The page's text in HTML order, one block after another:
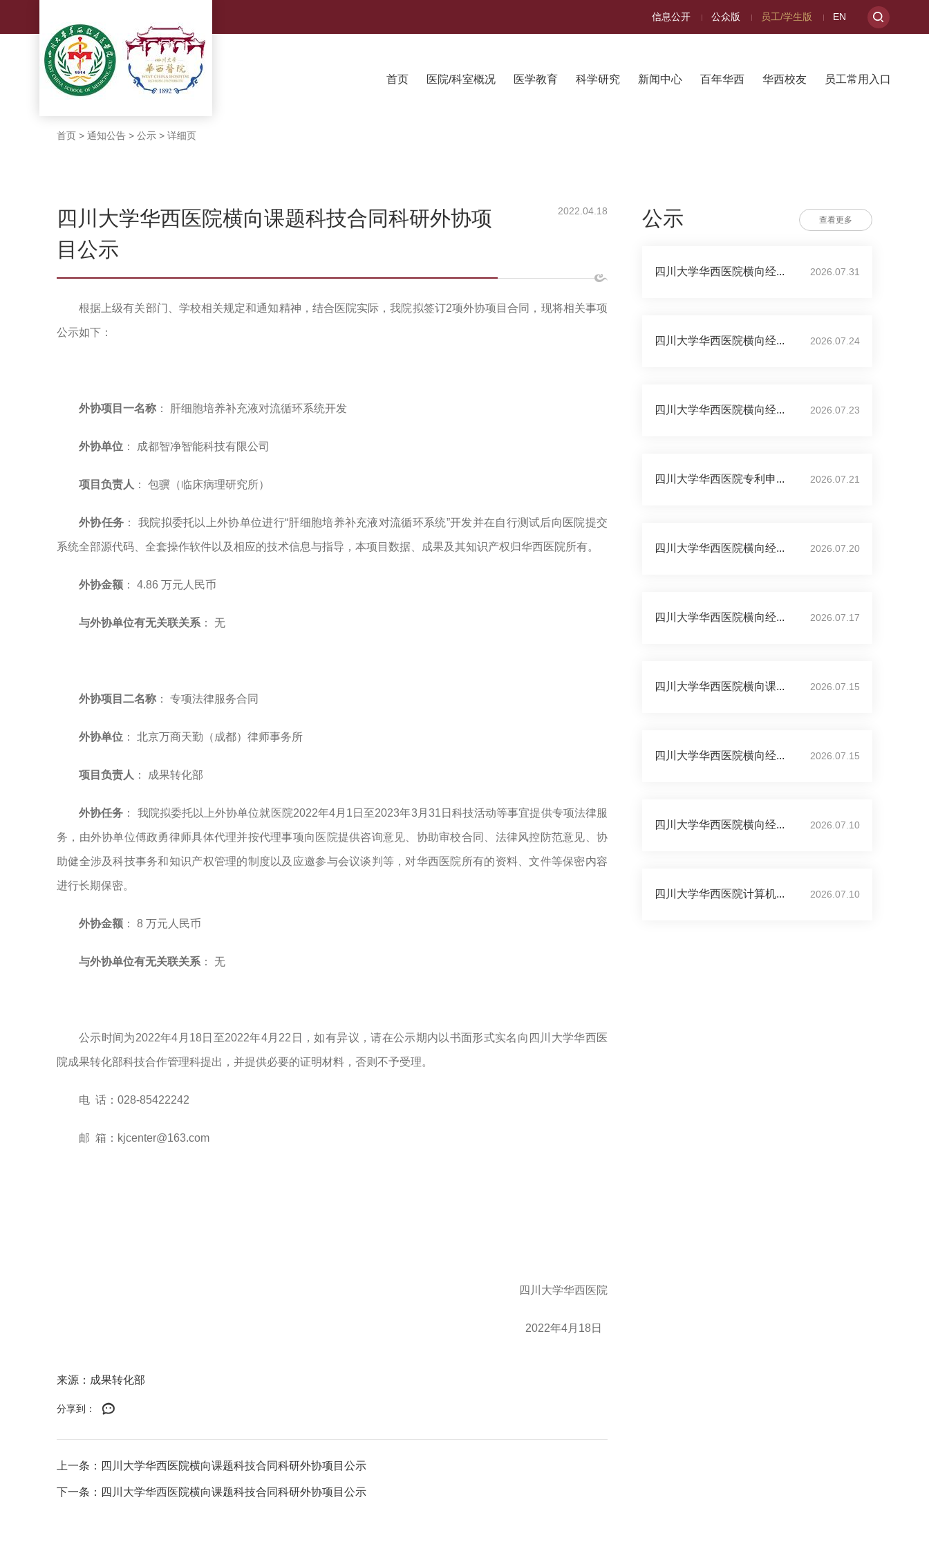
信息公开 公众版 员工/学生版 EN
首页 医院/科室概况 医学教育 科学研究 新闻中心 百年华西 华西校友 员工常用入口
首页 > 通知公告 > 公示 > 详细页
四川大学华西医院横向课题科技合同科研外协项
目公示
2022.04.18
根据上级有关部门、学校相关规定和通知精神，结合医院实际，我院拟签订2项外协项目合同，现将相关事项
公示如下：
外协项目一名称 ： 肝细胞培养补充液对流循环系统开发
外协单位 ： 成都智净智能科技有限公司
项目负责人 ： 包骥（临床病理研究所）
外协任务 ： 我院拟委托以上外协单位进行“肝细胞培养补充液对流循环系统”开发并在自行测试后向医院提交
系统全部源代码、全套操作软件以及相应的技术信息与指导，本项目数据、成果及其知识产权归华西医院所有。
外协金额 ： 4.86 万元人民币
与外协单位有无关联关系 ： 无
外协项目二名称 ： 专项法律服务合同
外协单位 ： 北京万商天勤（成都）律师事务所
项目负责人 ： 成果转化部
外协任务 ： 我院拟委托以上外协单位就医院2022年4月1日至2023年3月31日科技活动等事宜提供专项法律服
务，由外协单位傅政勇律师具体代理并按代理事项向医院提供咨询意见、协助审校合同、法律风控防范意见、协
助健全涉及科技事务和知识产权管理的制度以及应邀参与会议谈判等，对华西医院所有的资料、文件等保密内容
进行长期保密。
外协金额 ： 8 万元人民币
与外协单位有无关联关系 ： 无
公示时间为2022年4月18日至2022年4月22日，如有异议，请在公示期内以书面形式实名向四川大学华西医
院成果转化部科技合作管理科提出，并提供必要的证明材料，否则不予受理。
电 话：028-85422242
邮 箱：kjcenter@163.com
四川大学华西医院
2022年4月18日
来源：成果转化部
分享到：
上一条：四川大学华西医院横向课题科技合同科研外协项目公示
下一条：四川大学华西医院横向课题科技合同科研外协项目公示
公示 查看更多
四川大学华西医院横向经... 2026.07.31
四川大学华西医院横向经... 2026.07.24
四川大学华西医院横向经... 2026.07.23
四川大学华西医院专利申... 2026.07.21
四川大学华西医院横向经... 2026.07.20
四川大学华西医院横向经... 2026.07.17
四川大学华西医院横向课... 2026.07.15
四川大学华西医院横向经... 2026.07.15
四川大学华西医院横向经... 2026.07.10
四川大学华西医院计算机... 2026.07.10